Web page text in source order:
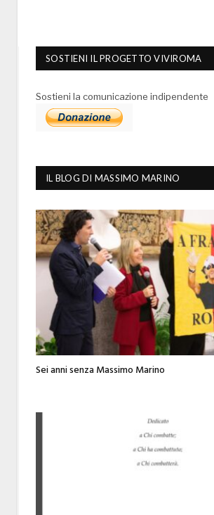
SOSTIENI IL PROGETTO VIVIROMA
Sostieni la comunicazione indipendente
IL BLOG DI MASSIMO MARINO
Sei anni senza Massimo Marino